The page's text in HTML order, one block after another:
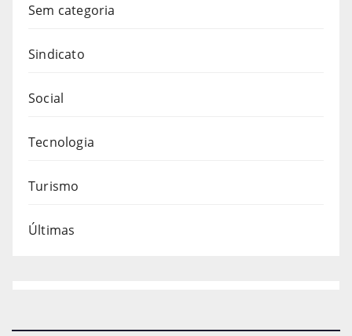
Sem categoria
Sindicato
Social
Tecnologia
Turismo
Últimas